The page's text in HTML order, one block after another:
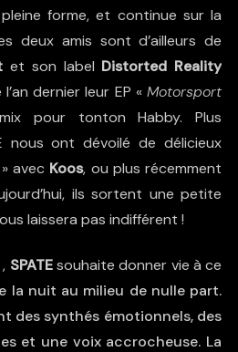
forme, et continue sur la
deux amis sont d’ailleurs de
et son label Distorted Reality
dernier leur EP «Motorsport
pour tonton Habby. Plus
nous ont dévoilé de délicieux
avec Koos, ou plus récemment
ils sortent une petite
laissera pas indifférent !
SPATEsouhaite donner vie à ce
la nuit au milieu de nulle part.
des synthés émotionnels, des
et une voix accrocheuse. La